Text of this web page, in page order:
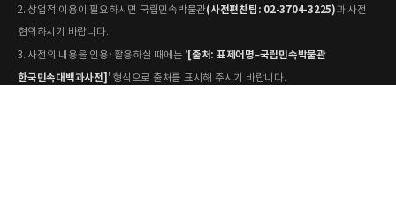
2. 상업적 이용이 필요하시면 국립민속박물관(사전편찬팀: 02-3704-3225)과 사전
협의하시기 바랍니다.
3. 사전의 내용을 인용·활용하실 때에는 ' [출처: 표제어명–국립민속박물관
한국민속대백과사전] ' 형식으로 출처를 표시해 주시기 바랍니다.